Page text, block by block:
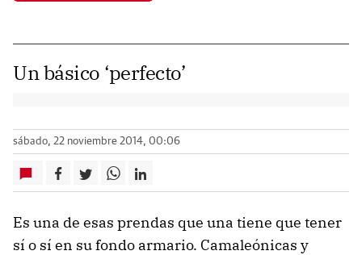
Un básico ‘perfecto’
sábado, 22 noviembre 2014, 00:06
Es una de esas prendas que una tiene que tener
sí o sí en su fondo armario. Camaleónicas y